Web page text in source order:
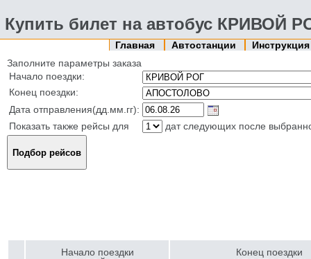
Купить билет на автобус КРИВОЙ
Главная Автостанции
Заполните параметры заказа
Начало поездки:
Конец поездки:
Дата отправления(дд.мм.гг):
Показать также рейсы для
дат следующих после
Начало поездки
Конец поездки